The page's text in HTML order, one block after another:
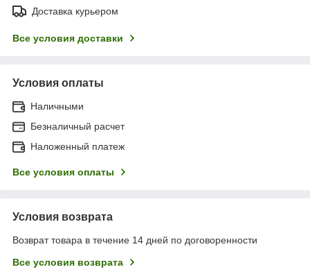
Доставка курьером
Все условия доставки
Условия оплаты
Наличными
Безналичный расчет
Наложенный платеж
Все условия оплаты
Условия возврата
Возврат товара в течение 14 дней по договоренности
Все условия возврата